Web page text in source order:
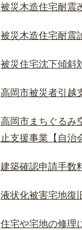
被災木造住宅耐震
被災木造住宅耐震
被災住宅沈下傾斜
高岡市被災者引越
高岡市まちぐるみ
止支援事業【自治
建築確認申請手数
液状化被害宅地復
住宅や宅地の修理